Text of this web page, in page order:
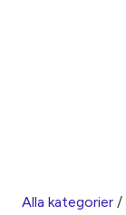
Alla kategorier /